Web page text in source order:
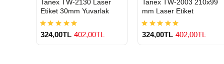
GÖNDERİ
Tanex TW-2130 Laser
Etiket 30mm Yuvarlak
324,00TL 402,00TL
GÖNDERİ
Tanex TW-2003 210x99
mm Laser Etiket
324,00TL 402,00TL